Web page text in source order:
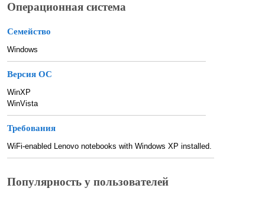
Операционная система
Семейство
Windows
Версия ОС
WinXP
WinVista
Требования
WiFi-enabled Lenovo notebooks with Windows XP installed.
Популярность у пользователей